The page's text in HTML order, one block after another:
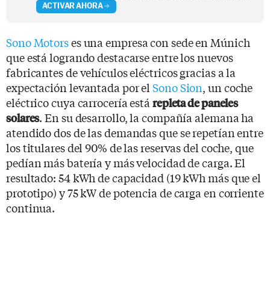
ACTIVAR AHORA
Sono Motorses una empresa con sede en Múnich
que está logrando destacarse entre los nuevos
fabricantes de vehículos eléctricos gracias a la
expectación levantada por elSono Sion, un coche
eléctrico cuya carrocería está repleta de paneles
solares. En su desarrollo, la compañía alemana ha
atendido dos de las demandas que se repetían entre
los titulares del 90% de las reservas del coche, que
pedían más batería y más velocidad de carga. El
resultado: 54 kWh de capacidad (19 kWh más que el
prototipo) y 75 kW de potencia de carga en corriente
continua.